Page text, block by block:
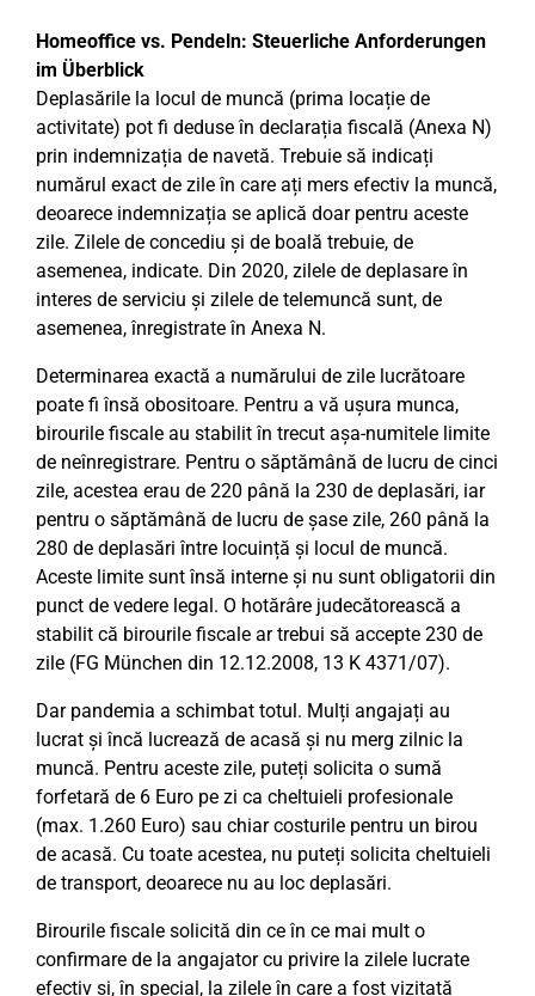
Homeoffice vs. Pendeln: Steuerliche Anforderungen
im Überblick
Deplasările la locul de muncă (prima locație de
activitate) pot fi deduse în declarația fiscală (Anexa N)
prin indemnizația de navetă. Trebuie să indicați
numărul exact de zile în care ați mers efectiv la muncă,
deoarece indemnizația se aplică doar pentru aceste
zile. Zilele de concediu și de boală trebuie, de
asemenea, indicate. Din 2020, zilele de deplasare în
interes de serviciu și zilele de telemuncă sunt, de
asemenea, înregistrate în Anexa N.
Determinarea exactă a numărului de zile lucrătoare
poate fi însă obositoare. Pentru a vă ușura munca,
birourile fiscale au stabilit în trecut așa-numitele limite
de neînregistrare. Pentru o săptămână de lucru de cinci
zile, acestea erau de 220 până la 230 de deplasări, iar
pentru o săptămână de lucru de șase zile, 260 până la
280 de deplasări între locuință și locul de muncă.
Aceste limite sunt însă interne și nu sunt obligatorii din
punct de vedere legal. O hotărâre judecătorească a
stabilit că birourile fiscale ar trebui să accepte 230 de
zile (FG München din 12.12.2008, 13 K 4371/07).
Dar pandemia a schimbat totul. Mulți angajați au
lucrat și încă lucrează de acasă și nu merg zilnic la
muncă. Pentru aceste zile, puteți solicita o sumă
forfetară de 6 Euro pe zi ca cheltuieli profesionale
(max. 1.260 Euro) sau chiar costurile pentru un birou
de acasă. Cu toate acestea, nu puteți solicita cheltuieli
de transport, deoarece nu au loc deplasări.
Birourile fiscale solicită din ce în ce mai mult o
confirmare de la angajator cu privire la zilele lucrate
efectiv și, în special, la zilele în care a fost vizitată